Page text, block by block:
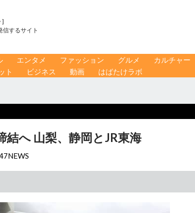
]
信するサイト
エンタメ ファッション グルメ カルチャー
ト ビジネス 動画 はばたけラボ
結へ 山梨、静岡とJR東海